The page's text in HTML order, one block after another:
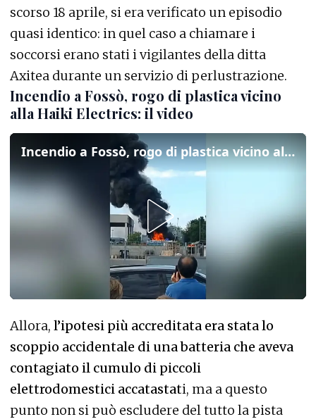
scorso 18 aprile, si era verificato un episodio
quasi identico: in quel caso a chiamare i
soccorsi erano stati i vigilantes della ditta
Axitea durante un servizio di perlustrazione.
Incendio a Fossò, rogo di plastica vicino
alla Haiki Electrics: il video
Incendio a Fossò, rogo di plastica vicino alla Haiki Electrics: il video
Allora, l’ipotesi più accreditata era stata lo
scoppio accidentale di una batteria che aveva
contagiato il cumulo di piccoli
elettrodomestici accatastati, ma a questo
punto non si può escludere del tutto la pista